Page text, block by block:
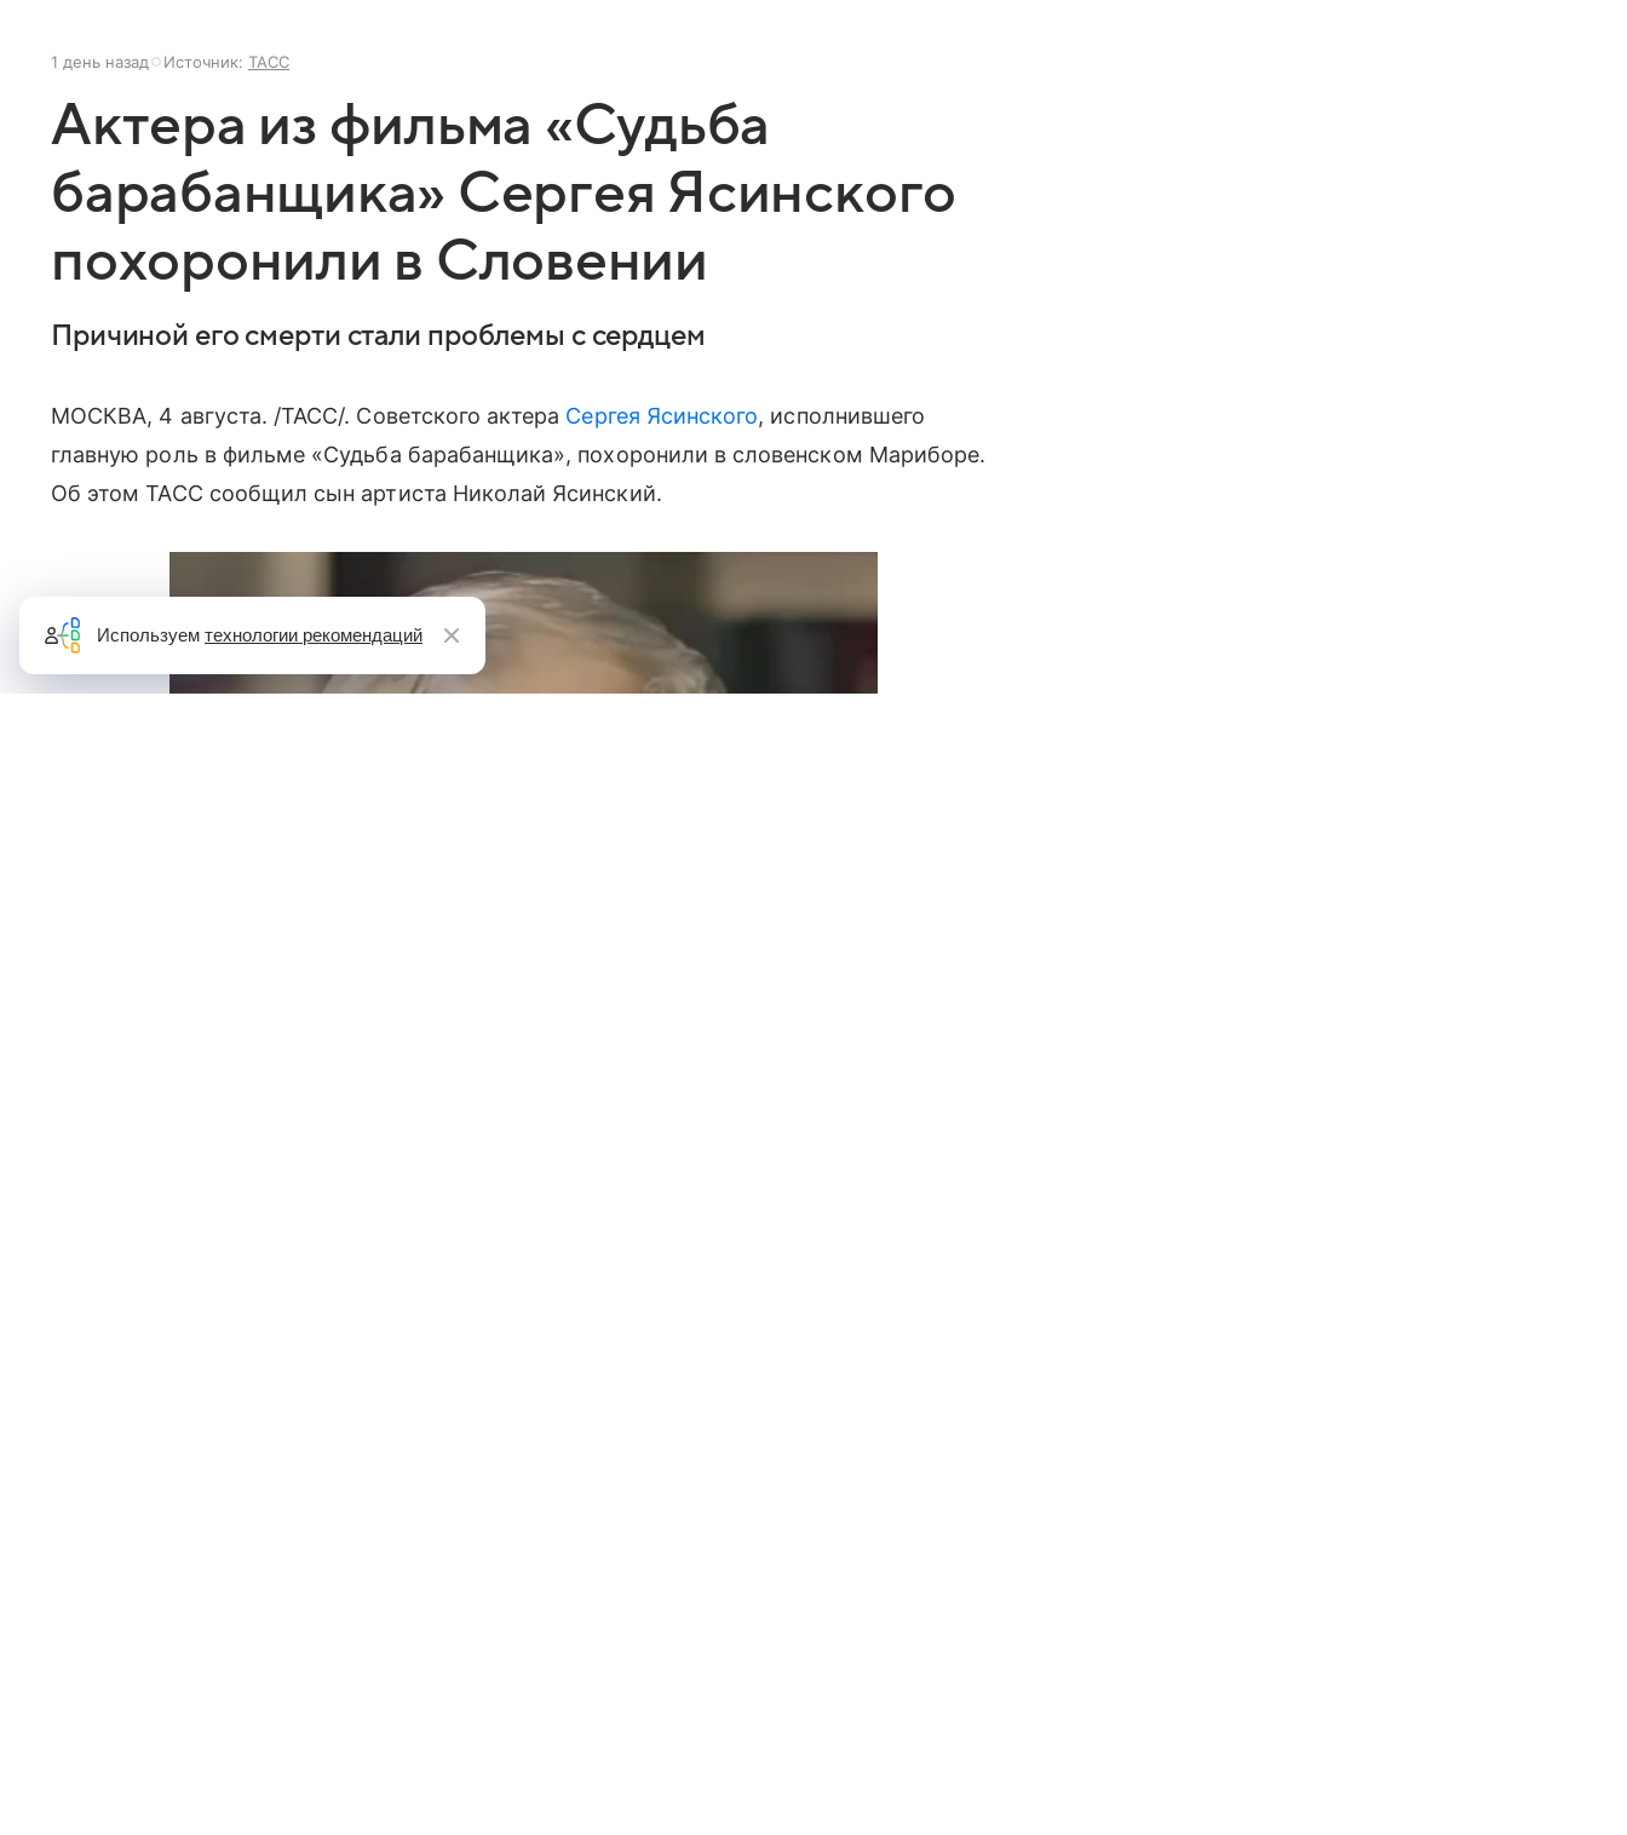
1 день назад Источник: ТАСС
Актера из фильма «Судьба
барабанщика» Сергея Ясинского
похоронили в Словении
Причиной его смерти стали проблемы с сердцем
МОСКВА, 4 августа. /ТАСС/. Советского актера Сергея Ясинского, исполнившего
главную роль в фильме «Судьба барабанщика», похоронили в словенском Мариборе.
Об этом ТАСС сообщил сын артиста Николай Ясинский.
Используем технологии рекомендаций